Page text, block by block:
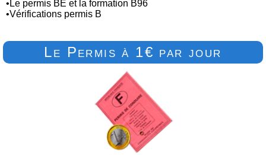
• Le permis BE et la formation B96
•Vérifications permis B
Le Permis à 1€ par jour